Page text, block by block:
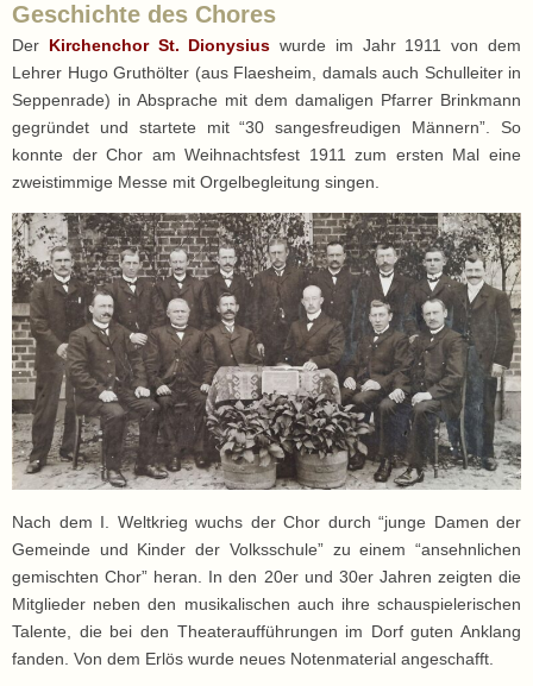
Geschichte des Chores
Der Kirchenchor St. Dionysius wurde im Jahr 1911 von dem
Lehrer Hugo Gruthölter (aus Flaesheim, damals auch Schulleiter in
Seppenrade) in Absprache mit dem damaligen Pfarrer Brinkmann
gegründet und startete mit “30 sangesfreudigen Männern”. So
konnte der Chor am Weihnachtsfest 1911 zum ersten Mal eine
zweistimmige Messe mit Orgelbegleitung singen.
Nach dem I. Weltkrieg wuchs der Chor durch “junge Damen der
Gemeinde und Kinder der Volksschule” zu einem “ansehnlichen
gemischten Chor” heran. In den 20er und 30er Jahren zeigten die
Mitglieder neben den musikalischen auch ihre schauspielerischen
Talente, die bei den Theateraufführungen im Dorf guten Anklang
fanden. Von dem Erlös wurde neues Notenmaterial angeschafft.